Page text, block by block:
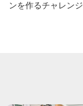
ンを作るチャレンジ